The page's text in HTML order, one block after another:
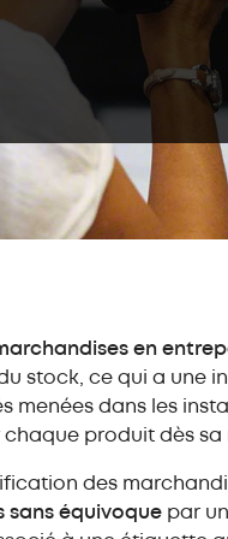
push-back (LIFO)
autoportants
Rayonnage
Rayonnage
d'entrepôt mi-
Rayonnage
de stockage
Mezzanine
industrielle
Rayonnage
Cloison
grillagée
Easy Assistant
Easy Monitor
en
stock, ce qui a une
menées dans les
produit dès sa
des
sans équivoque par